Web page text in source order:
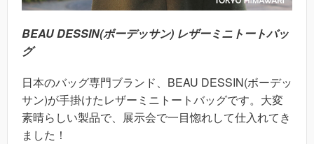
BEAU DESSIN(ボーデッサン) レザーミニトートバッ
グ
日本のバッグ専門ブランド、BEAU DESSIN(ボーデッ
サン)が手掛けたレザーミニトートバッグです。大変
素晴らしい製品で、展示会で一目惚れして仕入れてき
ました！